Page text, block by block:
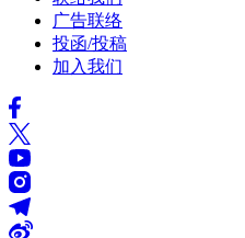
广告联络
投函/投稿
加入我们